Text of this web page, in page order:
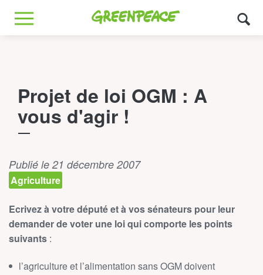
Greenpeace
MENU
Projet de loi OGM : A
vous d'agir !
Publié le 21 décembre 2007
Agriculture
Ecrivez à votre député et à vos sénateurs pour leur
demander de voter une loi qui comporte les points
suivants :
l’agriculture et l’alimentation sans OGM doivent